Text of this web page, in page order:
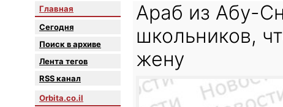
Главная
Сегодня
Поиск в архиве
Лента тегов
RSS канал
Orbita.co.il
Араб из Абу-
школьников,
жену